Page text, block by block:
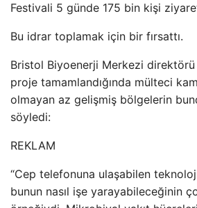
Festivali 5 günde 175 bin kişi
Bu idrar toplamak için bir fırsattı.
Bristol Biyoenerji Merkezi
proje tamamlandığında mülteci
olmayan az gelişmiş bölgelerin
söyledi:
REKLAM
“Cep telefonuna ulaşabilen
bunun nasıl işe yarayabileceğinin